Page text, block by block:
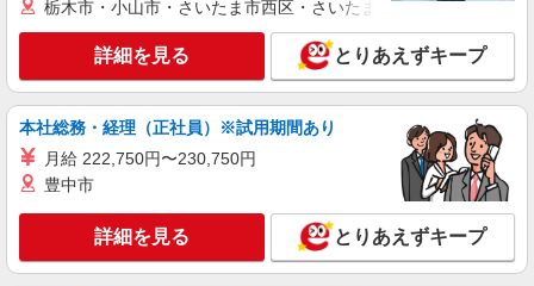
〇業務手当 〇時間外勤務手当 〇夜勤手当 〇深夜
勤務手当 〇休日勤務手当 〇年末年始勤務手当
キープ 詳細を見る
正社員
エイジフリーハウス京都桂川
介護職／サービス付き高齢者向け住宅／正社員
月給24万1,280円〜26万3,510円 ※経験・能
力・資格等による 初任者研修 月給 24万1,280円
実務者研修 月給 24万4,980円 介護福祉士 月給 25
万7,330円 社会福祉士 月給 26万3,510円 ※一律処
遇改善加算含む ※夜勤手当6,000円/4回を含む 〇
エイジフリーハウス京都桂川 京都府京都市西
京区下津林番条町86
栃木市・小山市・さいたま市西区・さいたま市岩槻区・久喜市・
詳細を見る とりあえずキープ
本社総務・経理（正社員）※試用期間あり
月給 222,750円〜230,750円
豊中市
詳細を見る とりあえずキープ